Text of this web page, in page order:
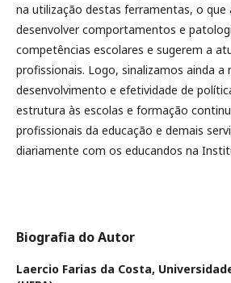
na utilização destas ferramentas, o que
desenvolver comportamentos e
competências escolares e sugerem a
profissionais. Logo, sinalizamos ainda a
desenvolvimento e efetividade de
estrutura às escolas e formação
profissionais da educação e demais
diariamente com os educandos na
Biografia do Autor
Laercio Farias da Costa,